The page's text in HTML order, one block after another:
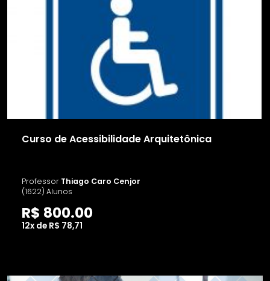
Curso de Acessibilidade Arquitetônica
Professor Thiago Caro Cenjor
(1622) Alunos
R$ 800.00
12x de R$ 78,71